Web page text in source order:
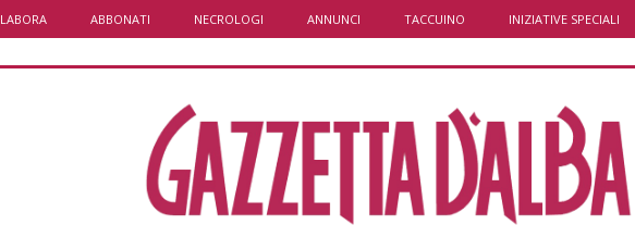
ABBONATI NECROLOGI ANNUNCI TACCUINO INIZIATIVE SPECIALI